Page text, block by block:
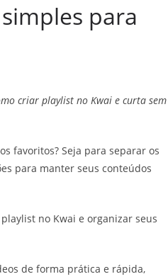
para
criar playlist no Kwai e curta sem
favoritos? Seja para separar os
para manter seus conteúdos
no Kwai e organizar seus
de forma prática e rápida,